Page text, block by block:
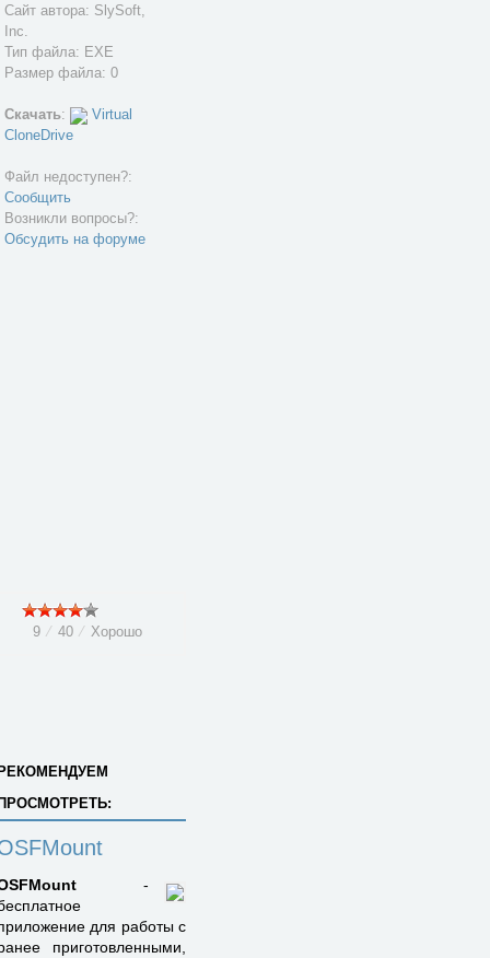
Сайт автора: SlySoft,
Inc.
Тип файла: EXE
Размер файла: 0
Скачать:
Virtual
CloneDrive
Файл недоступен?:
Сообщить
Возникли вопросы?:
Обсудить на форуме
9 ⁄ 40 ⁄ Хорошо
-
для работы с
приготовленными,